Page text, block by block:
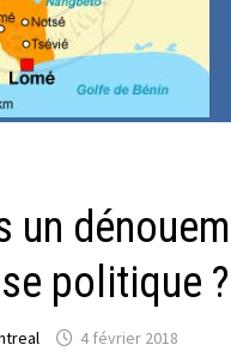
un
politique ?
4 février 2018